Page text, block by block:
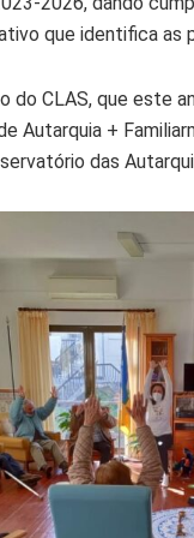
que identifica as
do CLAS, que este
Autarquia +
das